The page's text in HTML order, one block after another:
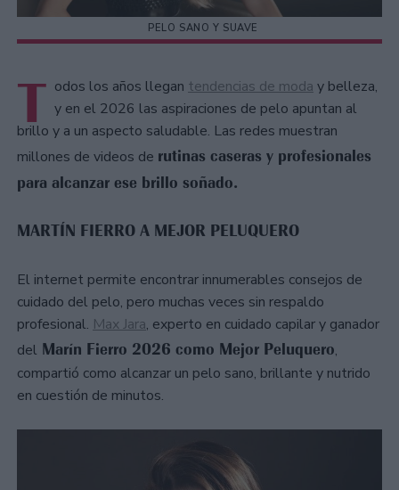
PELO SANO Y SUAVE
T odos los años llegan tendencias de moda y belleza,
y en el 2026 las aspiraciones de pelo apuntan al
brillo y a un aspecto saludable. Las redes muestran
millones de videos de rutinas caseras y profesionales
para alcanzar ese brillo soñado.
MARTÍN FIERRO A MEJOR PELUQUERO
El internet permite encontrar innumerables consejos de
cuidado del pelo, pero muchas veces sin respaldo
profesional. Max Jara, experto en cuidado capilar y ganador
del Marín Fierro 2026 como Mejor Peluquero,
compartió como alcanzar un pelo sano, brillante y nutrido
en cuestión de minutos.